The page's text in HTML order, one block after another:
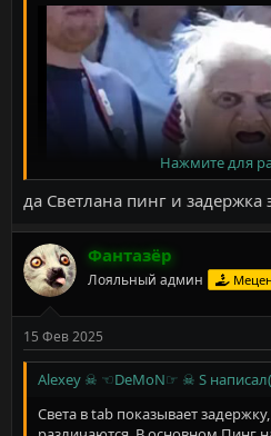
Нажмите для
да Светлана пинг и
Фантазёр
Лояльный админ
15 Фев 2025
Alexey ☠ ☜DeMoN☞ ☠ S
Света в tab показывает